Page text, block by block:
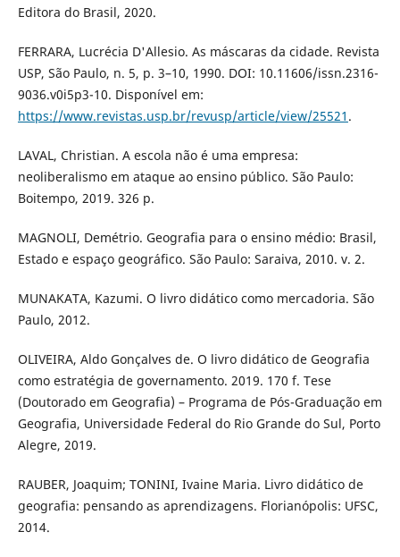
Editora do Brasil, 2020.
FERRARA, Lucrécia D'Allesio. As máscaras da cidade. Revista
USP, São Paulo, n. 5, p. 3–10, 1990. DOI: 10.11606/issn.2316-
9036.v0i5p3-10. Disponível em:
https://www.revistas.usp.br/revusp/article/view/25521 .
LAVAL, Christian. A escola não é uma empresa:
neoliberalismo em ataque ao ensino público. São Paulo:
Boitempo, 2019. 326 p.
MAGNOLI, Demétrio. Geografia para o ensino médio: Brasil,
Estado e espaço geográfico. São Paulo: Saraiva, 2010. v. 2.
MUNAKATA, Kazumi. O livro didático como mercadoria. São
Paulo, 2012.
OLIVEIRA, Aldo Gonçalves de. O livro didático de Geografia
como estratégia de governamento. 2019. 170 f. Tese
(Doutorado em Geografia) – Programa de Pós-Graduação em
Geografia, Universidade Federal do Rio Grande do Sul, Porto
Alegre, 2019.
RAUBER, Joaquim; TONINI, Ivaine Maria. Livro didático de
geografia: pensando as aprendizagens. Florianópolis: UFSC,
2014.